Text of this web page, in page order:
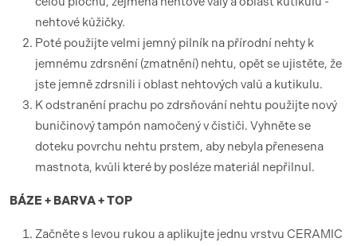
nehtové kůžičky.
Poté použijte velmi jemný pilník na přírodní nehty k
jemnému zdrsnění (zmatnění) nehtu, opět se ujistěte, že
jste jemně zdrsnili i oblast nehtových valů a kutikulu.
K odstranění prachu po zdrsňování nehtu použijte nový
buničinový tampón namočený v čističi. Vyhněte se
doteku povrchu nehtu prstem, aby nebyla přenesena
mastnota, kvůli které by posléze materiál nepřilnul.
BÁZE + BARVA + TOP
Začněte s levou rukou a aplikujte jednu vrstvu CERAMIC